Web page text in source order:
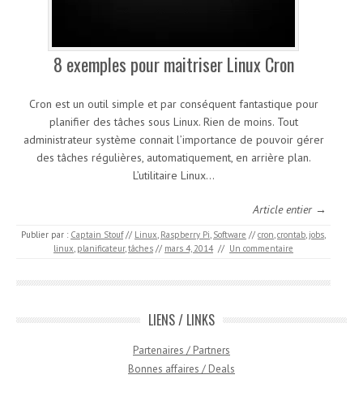
8 exemples pour maitriser Linux Cron
Cron est un outil simple et par conséquent fantastique pour
planifier des tâches sous Linux. Rien de moins. Tout
administrateur système connait l’importance de pouvoir gérer
des tâches régulières, automatiquement, en arrière plan.
L’utilitaire Linux…
Article entier →
Publier par : Captain Stouf // Linux, Raspberry Pi, Software // cron,crontab, jobs,
linux, planificateur,tâches // mars 4, 2014 // Un commentaire
LIENS / LINKS
Partenaires / Partners
Bonnes affaires / Deals